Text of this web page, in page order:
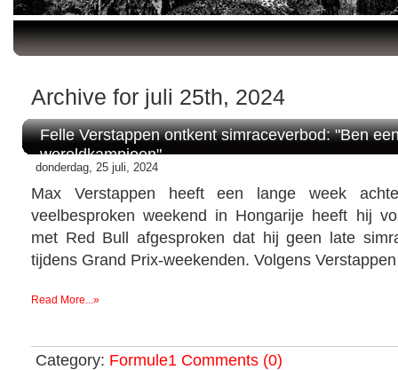
Archive for juli 25th, 2024
Felle Verstappen ontkent simraceverbod: "Ben
wereldkampioen"
donderdag, 25 juli, 2024
Max Verstappen heeft een lange week
veelbesproken weekend in Hongarije heeft hij
met Red Bull afgesproken dat hij geen late
tijdens Grand Prix-weekenden. Volgens
Read More...»
Category: Formule1 Comments (0)